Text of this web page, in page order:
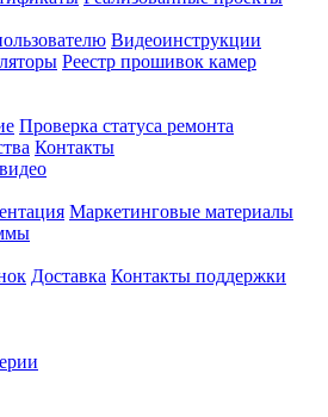
Видеоинструкции
Реестр прошивок камер
Проверка статуса ремонта
Контакты
Маркетинговые материалы
Доставка Контакты поддержки